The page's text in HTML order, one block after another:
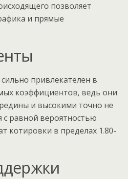
позволяет
и прямые
привлекателен в
коэффициентов, ведь они
и высокими точно не
с равной вероятностью
котировки в пределах 1.80-